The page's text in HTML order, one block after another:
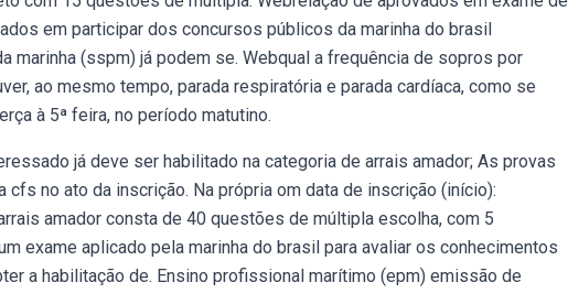
em participar dos concursos públicos da marinha do brasil
(sspm) já podem se. Webqual a frequência de sopros por
ao mesmo tempo, parada respiratória e parada cardíaca, como se
à 5ª feira, no período matutino.
já deve ser habilitado na categoria de arrais amador; As provas
no ato da inscrição. Na própria om data de inscrição (início):
amador consta de 40 questões de múltipla escolha, com 5
exame aplicado pela marinha do brasil para avaliar os conhecimentos
a habilitação de. Ensino profissional marítimo (epm) emissão de